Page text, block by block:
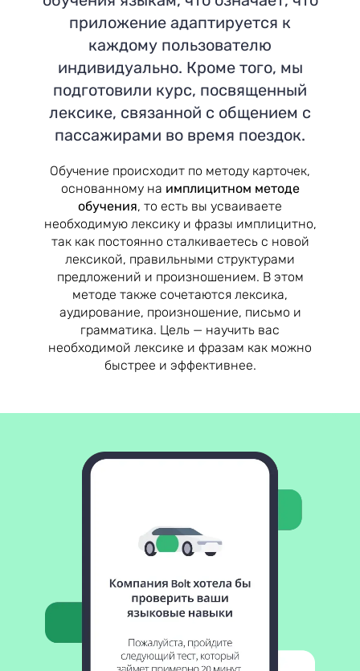
приложение адаптируется к
каждому пользователю
индивидуально. Кроме того, мы
подготовили курс, посвященный
лексике, связанной с общением с
пассажирами во время поездок.
Обучение происходит по методу карточек,
основанному на имплицитном методе
обучения, то есть вы усваиваете
необходимую лексику и фразы имплицитно,
так как постоянно сталкиваетесь с новой
лексикой, правильными структурами
предложений и произношением. В этом
методе также сочетаются лексика,
аудирование, произношение, письмо и
грамматика. Цель — научить вас
необходимой лексике и фразам как можно
быстрее и эффективнее.